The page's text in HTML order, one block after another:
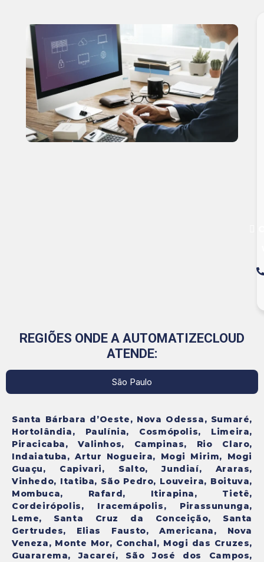
REGIÕES ONDE A AUTOMATIZECLOUD
ATENDE:
São Paulo
Santa Bárbara d’Oeste, Nova Odessa, Sumaré,
Hortolândia, Paulínia, Cosmópolis, Limeira,
Piracicaba, Valinhos, Campinas, Rio Claro,
Indaiatuba, Artur Nogueira, Mogi Mirim, Mogi
Guaçu, Capivari, Salto, Jundiaí, Araras,
Vinhedo, Itatiba, São Pedro, Louveira, Boituva,
Mombuca, Rafard, Itirapina, Tietê,
Cordeirópolis, Iracemápolis, Pirassununga,
Leme, Santa Cruz da Conceição, Santa
Gertrudes, Elias Fausto, Americana, Nova
Veneza, Monte Mor, Conchal, Mogi das Cruzes,
Guararema, Jacareí, São José dos Campos,